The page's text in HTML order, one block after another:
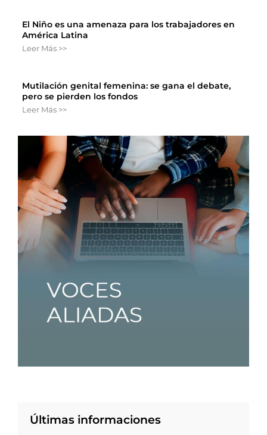
El Niño es una amenaza para los trabajadores en
América Latina
Leer Más >>
Mutilación genital femenina: se gana el debate,
pero se pierden los fondos
Leer Más >>
Últimas informaciones